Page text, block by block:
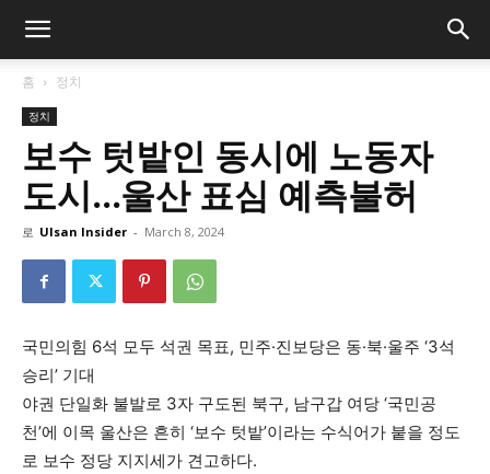
홈 정치
정치
보수 텃밭인 동시에 노동자
도시…울산 표심 예측불허
로 Ulsan Insider - March 8, 2024
국민의힘 6석 모두 석권 목표, 민주·진보당은 동·북·울주 ‘3석
승리’ 기대
야권 단일화 불발로 3자 구도된 북구, 남구갑 여당 ‘국민공
천’에 이목 울산은 흔히 ‘보수 텃밭’이라는 수식어가 붙을 정도
로 보수 정당 지지세가 견고하다.